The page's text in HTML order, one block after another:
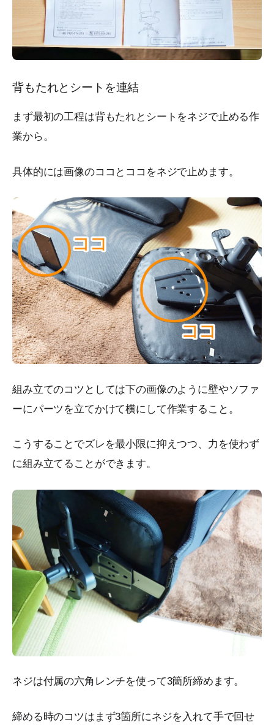
背もたれとシートを連結
まず最初の工程は背もたれとシートをネジで止める作
業から。
具体的には画像のココとココをネジで止めます。
組み立てのコツとしては下の画像のように壁やソファ
ーにパーツを立てかけて横にして作業すること。
こうすることでズレを最小限に抑えつつ、力を使わず
に組み立てることができます。
ネジは付属の六角レンチを使って3箇所締めます。
締める時のコツはまず3箇所にネジを入れて手で回せ